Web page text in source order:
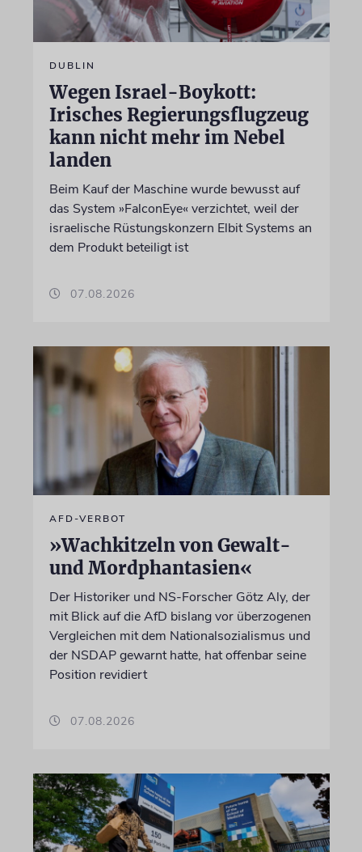
DUBLIN
Wegen Israel-Boykott:
Irisches Regierungsflugzeug
kann nicht mehr im Nebel
landen
Beim Kauf der Maschine wurde bewusst auf
das System »FalconEye« verzichtet, weil der
israelische Rüstungskonzern Elbit Systems an
dem Produkt beteiligt ist
07.08.2026
AFD-VERBOT
»Wachkitzeln von Gewalt-
und Mordphantasien«
Der Historiker und NS-Forscher Götz Aly, der
mit Blick auf die AfD bislang vor überzogenen
Vergleichen mit dem Nationalsozialismus und
der NSDAP gewarnt hatte, hat offenbar seine
Position revidiert
07.08.2026